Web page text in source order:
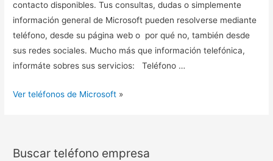
contacto disponibles. Tus consultas, dudas o simplemente
información general de Microsoft pueden resolverse mediante
teléfono, desde su página web o por qué no, también desde
sus redes sociales. Mucho más que información telefónica,
informáte sobres sus servicios: Teléfono …
Ver teléfonos de Microsoft »
Buscar teléfono empresa